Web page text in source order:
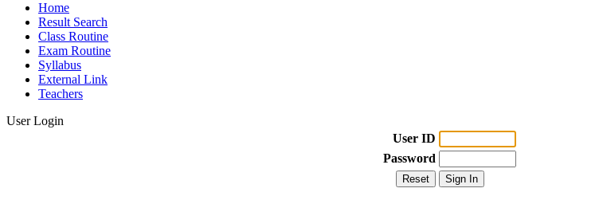
Home
Result Search
Class Routine
Exam Routine
Syllabus
External Link
Teachers
User Login
User ID
Password